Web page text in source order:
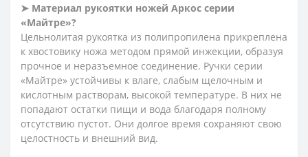
➤ Материал рукоятки ножей Аркос серии
«Майтре»?
Цельнолитая рукоятка из полипропилена прикреплена
к хвостовику ножа методом прямой инжекции, образуя
прочное и неразъемное соединение. Ручки серии
«Майтре» устойчивы к влаге, слабым щелочным и
кислотным растворам, высокой температуре. В них не
попадают остатки пищи и вода благодаря полному
отсутствию пустот. Они долгое время сохраняют свою
целостность и внешний вид.